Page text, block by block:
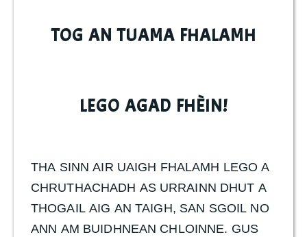
TOG AN TUAMA FHALAMH
LEGO AGAD FHÈIN!
THA SINN AIR UAIGH FHALAMH LEGO A
CHRUTHACHADH AS URRAINN DHUT A
THOGAIL AIG AN TAIGH, SAN SGOIL NO
ANN AM BUIDHNEAN CHLOINNE. GUS